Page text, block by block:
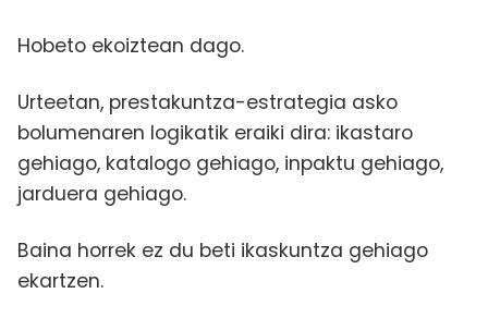
Hobeto ekoiztean dago.
Urteetan, prestakuntza-estrategia asko
bolumenaren logikatik eraiki dira: ikastaro
gehiago, katalogo gehiago, inpaktu gehiago,
jarduera gehiago.
Baina horrek ez du beti ikaskuntza gehiago
ekartzen.